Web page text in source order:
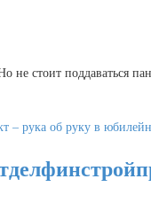
стоит поддаваться